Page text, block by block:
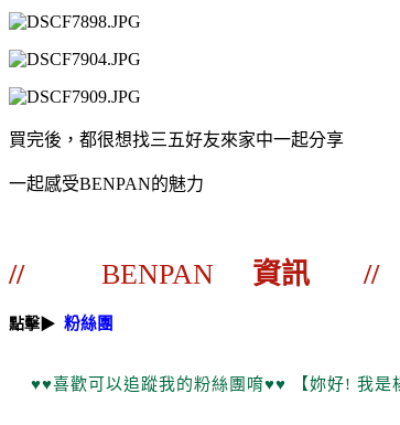
買完後，都很想找三五好友來家中一起分享
一起感受BENPAN的魅力
// BENPAN 資
點擊▶ 粉絲團
♥♥喜歡可以追蹤我的粉絲團唷♥♥ 【妳好! 我是